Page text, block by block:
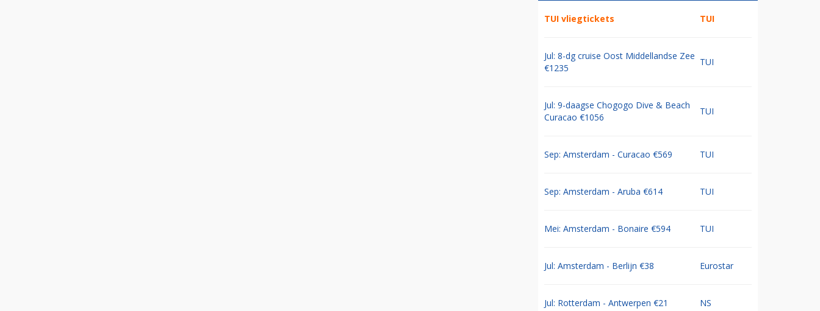
TUI vliegtickets TUI
Jul: 8-dg cruise Oost Middellandse Zee
€1235
TUI
Jul: 9-daagse Chogogo Dive & Beach
Curacao €1056
TUI
Sep: Amsterdam - Curacao €569 TUI
Sep: Amsterdam - Aruba €614 TUI
Mei: Amsterdam - Bonaire €594 TUI
Jul: Amsterdam - Berlijn €38 Eurostar
Jul: Rotterdam - Antwerpen €21 NS